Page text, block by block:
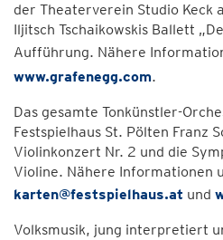
der Theaterverein Studio Keck
Iljitsch Tschaikowskis Ballett
Aufführung. Nähere
www.grafenegg.com.
Das gesamte Tonkünstler-
Festspielhaus St. Pölten Franz
Violinkonzert Nr. 2 und die
Violine. Nähere Informationen
karten@festspielhaus.at und
Volksmusik, jung interpretiert